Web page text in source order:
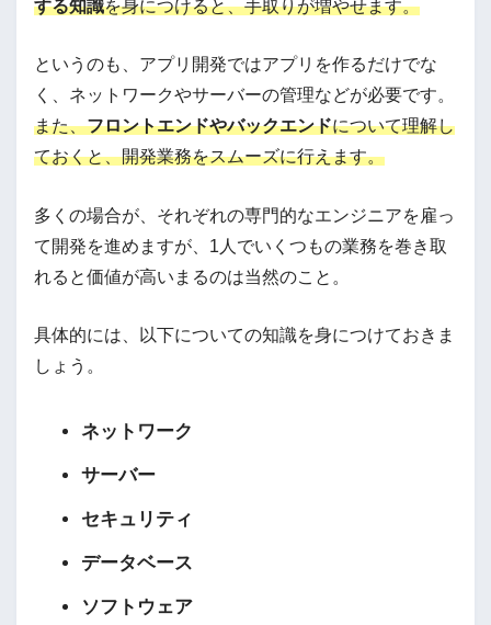
する知識を身につけると、手取りが増やせます。
というのも、アプリ開発ではアプリを作るだけでな
く、ネットワークやサーバーの管理などが必要です。
また、フロントエンドやバックエンドについて理解し
ておくと、開発業務をスムーズに行えます。
多くの場合が、それぞれの専門的なエンジニアを雇っ
て開発を進めますが、1人でいくつもの業務を巻き取
れると価値が高いまるのは当然のこと。
具体的には、以下についての知識を身につけておきま
しょう。
ネットワーク
サーバー
セキュリティ
データベース
ソフトウェア